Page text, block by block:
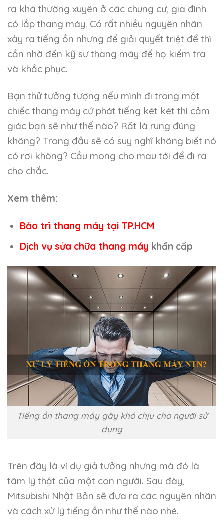
ra khá thường xuyên ở các chung cư, gia đình
có lắp thang máy. Có rất nhiều nguyên nhân
xảy ra tiếng ồn nhưng để giải quyết triệt để thì
cần nhờ đến kỹ sư thang máy để họ kiểm tra
và khắc phục.
Bạn thử tưởng tượng nếu mình đi trong một
chiếc thang máy cứ phát tiếng két két thì cảm
giác bạn sẽ như thế nào? Rất là rung đúng
không? Trong đầu sẽ có suy nghĩ không biết nó
có rơi không? Cầu mong cho mau tới để đi ra
cho chắc.
Xem thêm:
Bảo trì thang máy tại TP.HCM
Dịch vụ sửa chữa thang máy khẩn cấp
Tiếng ồn thang máy gây khó chịu cho người sử
dụng
Trên đây là ví dụ giả tưởng nhưng mà đó là
tâm lý thật của một con người. Sau đây,
Mitsubishi Nhật Bản sẽ đưa ra các nguyên nhân
và cách xử lý tiếng ồn như thế nào nhé.